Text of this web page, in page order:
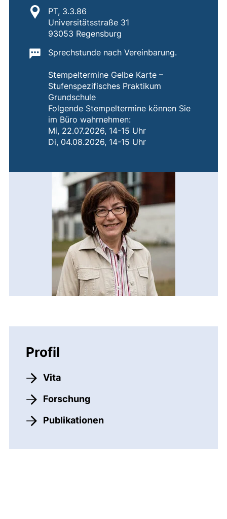
Standort:
PT, 3.3.86
Universitätsstraße 31
93053 Regensburg
Wichtige Informationen:
Sprechstunde nach Vereinbarung.
Stempeltermine Gelbe Karte –
Stufenspezifisches Praktikum
Grundschule
Folgende Stempeltermine können Sie
im Büro wahrnehmen:
Mi, 22.07.2026, 14-15 Uhr
Di, 04.08.2026, 14-15 Uhr
Profil
Vita
Forschung
Publikationen